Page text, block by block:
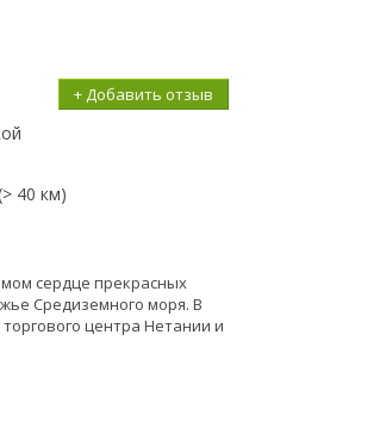
+ Добавить отзыв
40 км)
сердце прекрасных
Средиземного моря. В
центра Нетании и